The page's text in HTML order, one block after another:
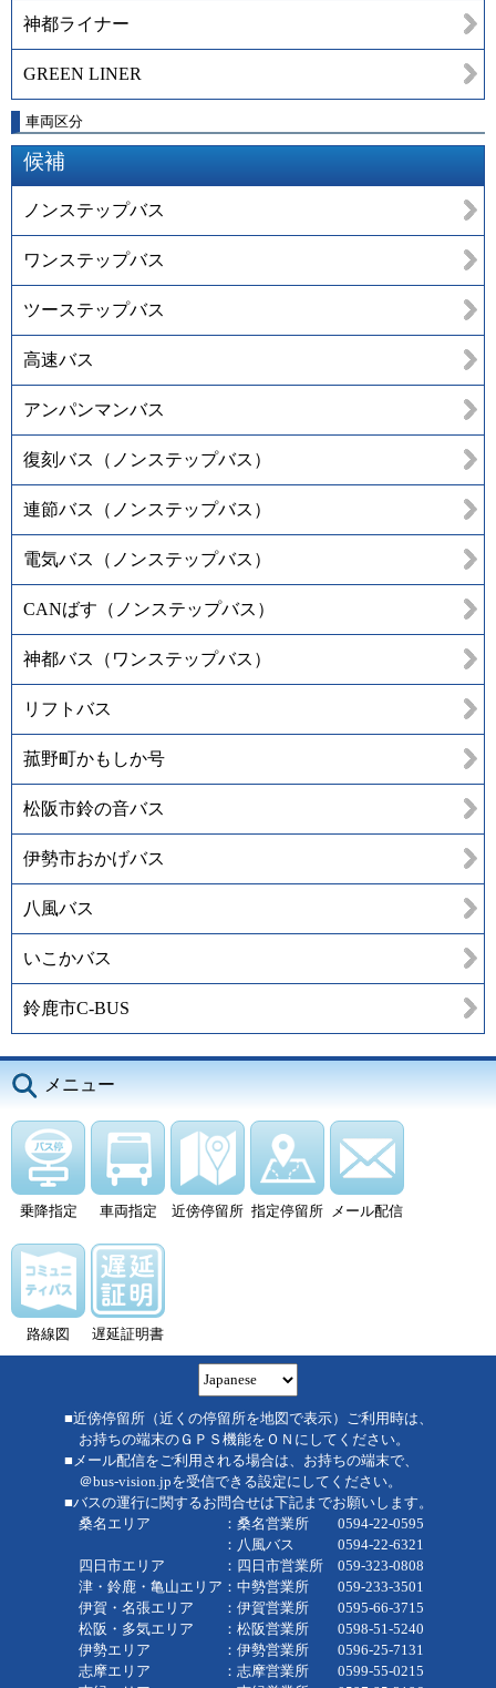
神都ライナー
GREEN LINER
車両区分
候補
ノンステップバス
ワンステップバス
ツーステップバス
高速バス
アンパンマンバス
復刻バス（ノンステップバス）
連節バス（ノンステップバス）
電気バス（ノンステップバス）
CANばす（ノンステップバス）
神都バス（ワンステップバス）
リフトバス
菰野町かもしか号
松阪市鈴の音バス
伊勢市おかげバス
八風バス
いこかバス
鈴鹿市C-BUS
メニュー
乗降指定 車両指定 近傍停留所 指定停留所 メール配信
路線図 遅延証明書
■近傍停留所（近くの停留所を地図で表示）ご利用時は、
お持ちの端末のＧＰＳ機能をＯＮにしてください。
■メール配信をご利用される場合は、お持ちの端末で、
＠bus-vision.jpを受信できる設定にしてください。
■バスの運行に関するお問合せは下記までお願いします。
桑名エリア ：桑名営業所 0594-22-0595
：八風バス 0594-22-6321
四日市エリア ：四日市営業所 059-323-0808
津・鈴鹿・亀山エリア：中勢営業所 059-233-3501
伊賀・名張エリア ：伊賀営業所 0595-66-3715
松阪・多気エリア ：松阪営業所 0598-51-5240
伊勢エリア ：伊勢営業所 0596-25-7131
志摩エリア ：志摩営業所 0599-55-0215